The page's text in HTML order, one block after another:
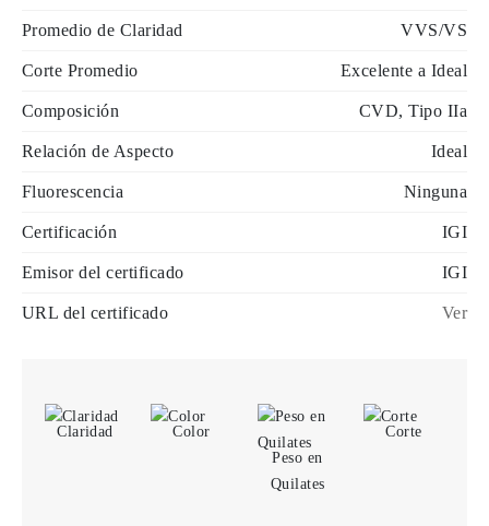
Promedio de Claridad VVS/VS
Corte Promedio Excelente a Ideal
Composición CVD, Tipo IIa
Relación de Aspecto Ideal
Fluorescencia Ninguna
Certificación IGI
Emisor del certificado IGI
URL del certificado Ver
Claridad
Color
Peso en
Quilates
Corte